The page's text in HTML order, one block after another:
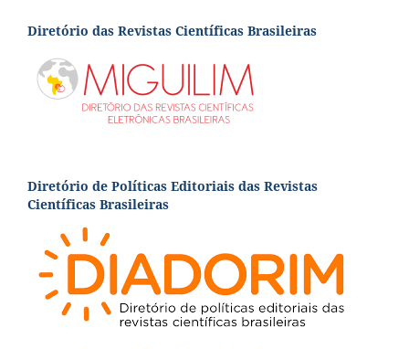
Diretório das Revistas Científicas Brasileiras
Diretório de Políticas Editoriais das Revistas
Científicas Brasileiras